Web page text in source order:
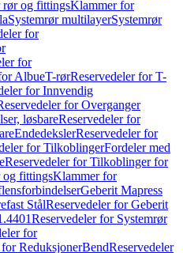
rør og fittingsKlammer for
Systemrør multilayerSystemrør
for
for
AlbueT-rørReservedeler for T-
for Innvendig
for Overganger
løsbareReservedeler for
EndedekslerReservedeler for
for TilkoblingerFordeler med
Reservedeler for Tilkoblinger for
og fittingsKlammer for
Geberit Mapress
StålReservedeler for Geberit
Reservedeler for Systemrør
for
ReduksjonerBendReservedeler